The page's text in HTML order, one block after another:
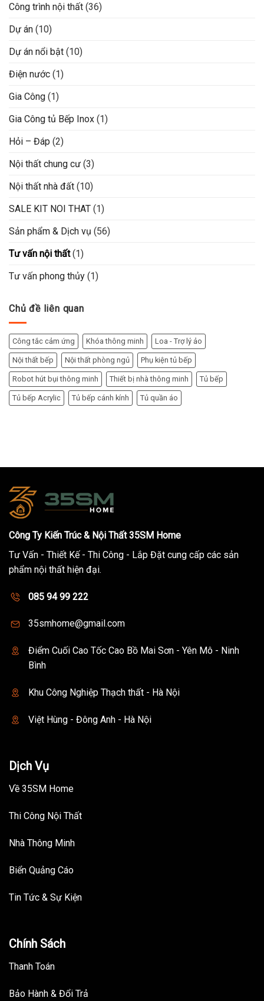
Công trình nội thất (36)
Dự án (10)
Dự án nổi bật (10)
Điện nước (1)
Gia Công (1)
Gia Công tủ Bếp Inox (1)
Hỏi – Đáp (2)
Nội thất chung cư (3)
Nội thất nhà đất (10)
SALE KIT NOI THAT (1)
Sản phẩm & Dịch vụ (56)
Tư vấn nội thất(1)
Tư vấn phong thủy (1)
Chủ đề liên quan
Công tắc cảm ứng Khóa thông minh Loa - Trợ lý ảo
Nội thất bếp Nội thất phòng ngủ Phụ kiện tủ bếp
Robot hút bụi thông minh Thiết bị nhà thông minh Tủ bếp
Tủ bếp Acrylic Tủ bếp cánh kính Tủ quần áo
Công Ty Kiến Trúc & Nội Thất 35SM Home
Tư Vấn - Thiết Kế - Thi Công - Lắp Đặt cung cấp các sản
phẩm nội thất hiện đại.
085 94 99 222
35smhome@gmail.com
Điểm Cuối Cao Tốc Cao Bồ Mai Sơn - Yên Mô - Ninh
Bình
Khu Công Nghiệp Thạch thất - Hà Nội
Việt Hùng - Đông Anh - Hà Nội
Dịch Vụ
Về 35SM Home
Thi Công Nội Thất
Nhà Thông Minh
Biển Quảng Cáo
Tin Tức & Sự Kiện
Chính Sách
Thanh Toán
Bảo Hành & Đổi Trả